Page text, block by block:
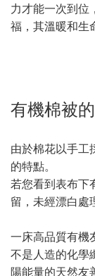
力才能一次到位
福，其溫暖和生
有機棉被
由於棉花以手工
的特點。
若您看到表布下
留，未經漂白處
一床高品質有機
不是人造的化學
陽能量的天然友